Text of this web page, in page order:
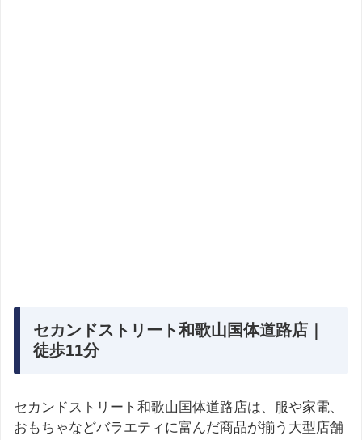
セカンドストリート和歌山国体道路店｜
徒歩11分
セカンドストリート和歌山国体道路店は、服や家電、
おもちゃなどバラエティに富んだ商品が揃う大型店舗